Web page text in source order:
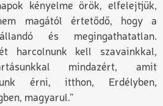
kényelme örök, elfelejtjük,
magától értetődő, hogy a
és megingathatatlan.
harcolnunk kell szavainkkal,
mindazért, amit
érni, itthon, Erdélyben,
magyarul.”